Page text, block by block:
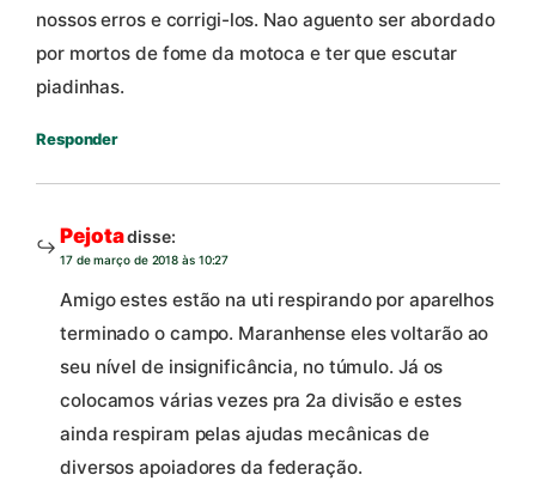
nossos erros e corrigi-los. Nao aguento ser abordado
por mortos de fome da motoca e ter que escutar
piadinhas.
Responder
Pejotadisse:
17 de março de 2018 às 10:27
Amigo estes estão na uti respirando por aparelhos
terminado o campo. Maranhense eles voltarão ao
seu nível de insignificância, no túmulo. Já os
colocamos várias vezes pra 2a divisão e estes
ainda respiram pelas ajudas mecânicas de
diversos apoiadores da federação.